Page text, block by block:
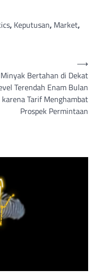
, Keputusan, Market,
Minyak Bertahan di Dekat
Terendah Enam Bulan
karena Tarif Menghambat
Prospek Permintaan
⟶